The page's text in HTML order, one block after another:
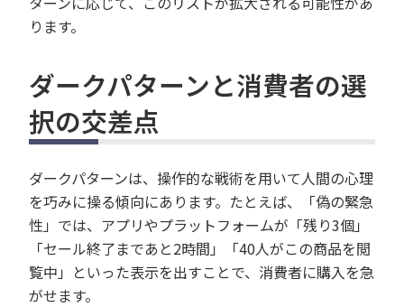
ります。
ダークパターンと消費者の選
択の交差点
ダークパターンは、操作的な戦術を用いて人間の心理
を巧みに操る傾向にあります。たとえば、「偽の緊急
性」では、アプリやプラットフォームが「残り3個」
「セール終了まであと2時間」「40人がこの商品を閲
覧中」といった表示を出すことで、消費者に購入を急
がせます。